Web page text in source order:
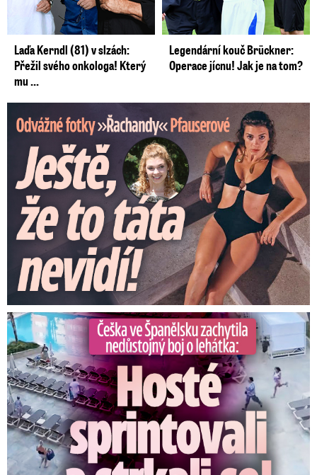
Laďa Kerndl (81) v slzách:
Přežil svého onkologa! Který
mu ...
Legendární kouč Brückner:
Operace jícnu! Jak je na tom?
Odvážné fotky Denisy Pfauserové: Ještě, že to táta nevidí
Češka ve Španělsku natočila nedůstojný boj o lehátka